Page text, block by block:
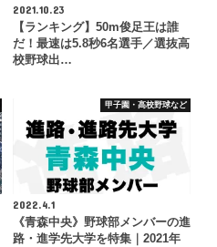
2021.10.23
【ランキング】50m俊足王は誰
だ！最速は5.8秒6名選手／選抜高
校野球出…
甲子園・高校野球など
2022.4.1
《青森中央》野球部メンバーの進
路・進学先大学を特集｜2021年